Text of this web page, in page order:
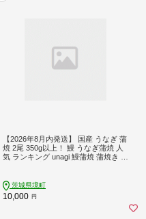
【2026年8月内発送】 国産 うなぎ 蒲
焼 2尾 350g以上！ 鰻 うなぎ蒲焼 人
気 ランキング unagi 鰻蒲焼 蒲焼き ウ
茨城県境町
10,000 円